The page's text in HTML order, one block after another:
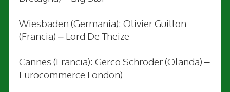
Wiesbaden (Germania): Olivier Guillon
(Francia) – Lord De Theize
Cannes (Francia): Gerco Schroder (Olanda) –
Eurocommerce London)